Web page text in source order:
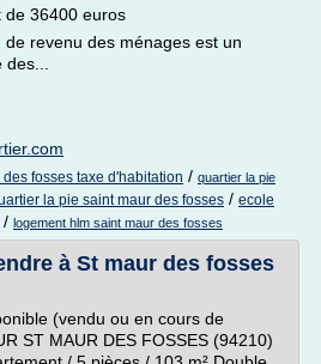
de 36400 euros
revenu des ménages est un
fosses taxe d'habitation / quartier la pie
la pie saint maur des fosses / ecole
/ logement hlm saint maur des fosses
à St maur des fosses
(vendu ou en cours de
ST MAUR DES FOSSES (94210)